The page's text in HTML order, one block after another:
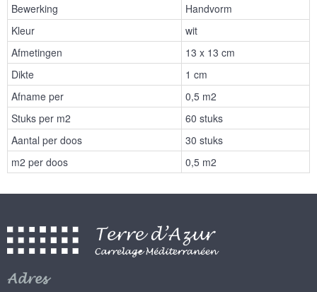
Bewerking
Handvorm
Kleur
wit
Afmetingen
13 x 13 cm
Dikte
1 cm
Afname per
0,5 m2
Stuks per m2
60 stuks
Aantal per doos
30 stuks
m2 per doos
0,5 m2
Adres